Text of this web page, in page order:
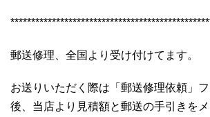
郵送修理、全国より受け付けてます。
お送りいただく際は「郵送修理依頼」
後、当店より見積額と郵送の手引きを